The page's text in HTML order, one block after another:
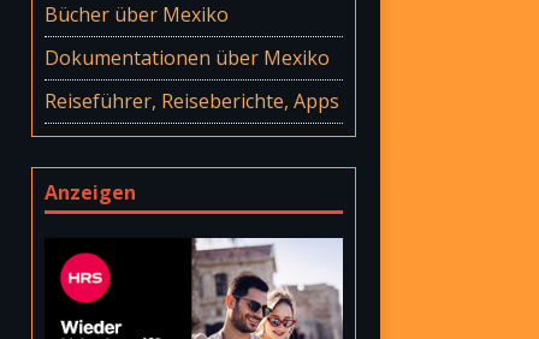
Bücher über Mexiko
Dokumentationen über Mexiko
Reiseführer, Reiseberichte, Apps
Anzeigen